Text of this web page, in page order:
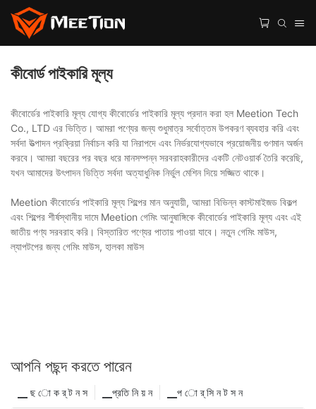
কীবোর্ড পাইকারি মূল্য
কীবোর্ডের পাইকারি মূল্য যোগ্য কীবোর্ডের পাইকারি মূল্য প্রদান করা হল Meetion Tech
Co., LTD এর ভিত্তি। আমরা পণ্যের জন্য শুধুমাত্র সর্বোত্তম উপকরণ ব্যবহার করি এবং
সর্বদা উত্পাদন প্রক্রিয়া নির্বাচন করি যা নিরাপদে এবং নির্ভরযোগ্যভাবে প্রয়োজনীয় গুণমান অর্জন
করবে। আমরা বছরের পর বছর ধরে মানসম্পন্ন সরবরাহকারীদের একটি নেটওয়ার্ক তৈরি করেছি,
যখন আমাদের উৎপাদন ভিত্তি সর্বদা অত্যাধুনিক নির্ভুল মেশিন দিয়ে সজ্জিত থাকে।
Meetion কীবোর্ডের পাইকারি মূল্য শিল্পের মান অনুযায়ী, আমরা বিভিন্ন কাস্টমাইজড বিকল্প
এবং শিল্পের শীর্ষস্থানীয় দামে Meetion গেমিং আনুষাঙ্গিকে কীবোর্ডের পাইকারি মূল্য এবং এই
জাতীয় পণ্য সরবরাহ করি। বিস্তারিত পণ্যের পাতায় পাওয়া যাবে। নতুন গেমিং মাউস,
ল্যাপটপের জন্য গেমিং মাউস, হালকা মাউস
আপনি পছন্দ করতে পারেন
▁প ো র্ সি ন ট স ন
▁প্রতি নি য় ন
▁ ছ ো ক র্ ট ন স